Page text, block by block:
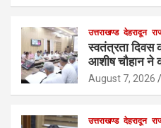
उत्तराखण्ड देहरादून
स्वतंत्रता दिवस
आशीष चौहान ने
August 7, 2026
उत्तराखण्ड देहरादून